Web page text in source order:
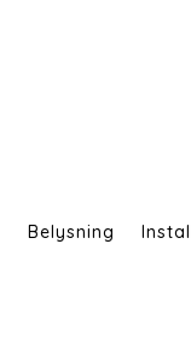
Belysning